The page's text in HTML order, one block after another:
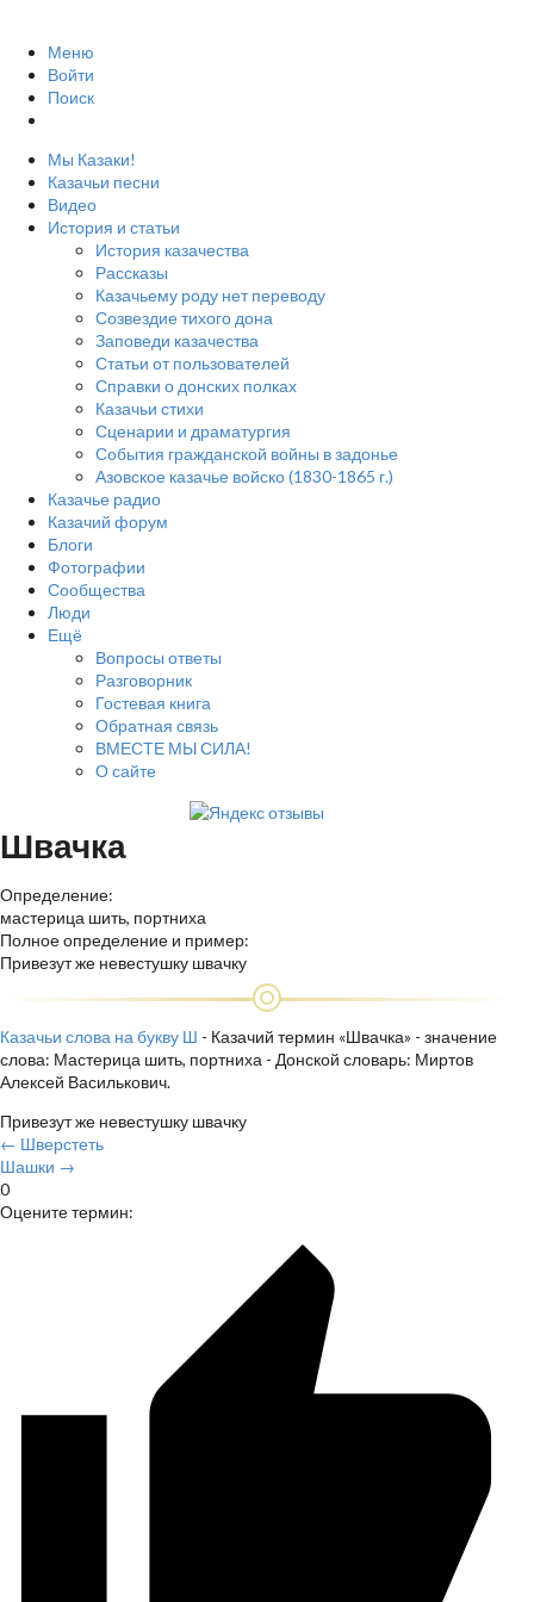
Меню
Войти
Поиск
Мы Казаки!
Казачьи песни
Видео
История и статьи
История казачества
Рассказы
Казачьему роду нет переводу
Созвездие тихого дона
Заповеди казачества
Статьи от пользователей
Справки о донских полках
Казачьи стихи
Сценарии и драматургия
События гражданской войны в задонье
Азовское казачье войско (1830-1865 г.)
Казачье радио
Казачий форум
Блоги
Фотографии
Сообщества
Люди
Ещё
Вопросы ответы
Разговорник
Гостевая книга
Обратная связь
ВМЕСТЕ МЫ СИЛА!
О сайте
Швачка
Определение:
мастерица шить, портниха
Полное определение и пример:
Привезут же невестушку швачку
Казачьи слова на букву Ш - Казачий термин «Швачка» - значение
слова: Мастерица шить, портниха - Донской словарь: Миртов
Алексей Василькович.
Привезут же невестушку швачку
← Шверстеть
Шашки →
0
Оцените термин: